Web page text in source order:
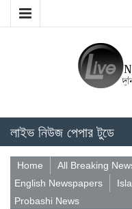
লাইভ নিউজ পেপার টুডে
Home All Breaking
English Newspapers
Probashi News